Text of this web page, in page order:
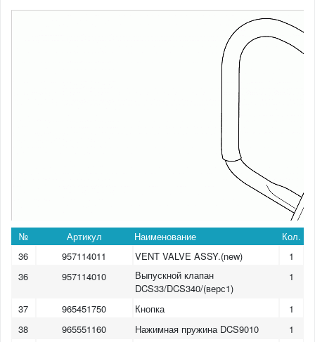
№ Артикул Наименование
Кол.
36
957114011 VENT VALVE ASSY.(new)
1
36
957114010
Выпускной клапан
DCS33/DCS340/(верс1)
1
37 965451750 Кнопка
1
38
965551160 Нажимная пружина DCS9010
1